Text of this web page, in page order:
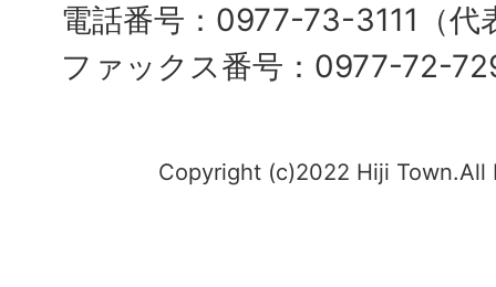
電話番号：0977-73-3111（代
ファックス番号：0977-72-
Copyright (c)2022 Hiji Town.All